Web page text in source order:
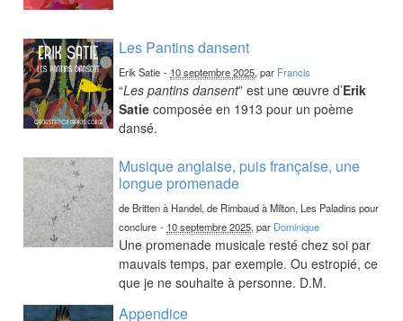
Les Pantins dansent
Erik Satie - 10 septembre 2025, par Francis
“Les pantins dansent” est une œuvre d’Erik
Satie composée en 1913 pour un poème
dansé.
Musique anglaise, puis française, une
longue promenade
de Britten à Handel, de Rimbaud à Milton, Les Paladins pour
conclure - 10 septembre 2025, par Dominique
Une promenade musicale resté chez soi par
mauvais temps, par exemple. Ou estropié, ce
que je ne souhaite à personne. D.M.
Appendice